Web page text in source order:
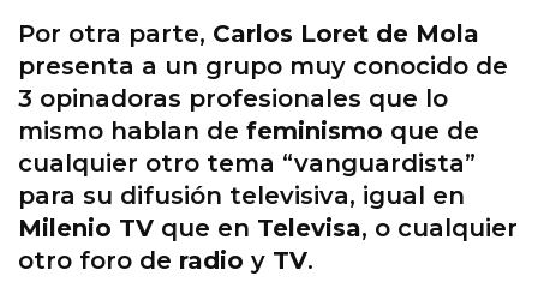
Por otra parte, Carlos Loret de Mola
presenta a un grupo muy conocido de
3 opinadoras profesionales que lo
mismo hablan de feminismo que de
cualquier otro tema “vanguardista”
para su difusión televisiva, igual en
Milenio TV que en Televisa, o cualquier
otro foro de radio y TV.